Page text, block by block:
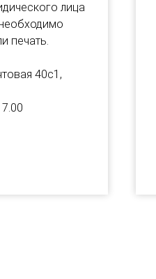
лица
печать.
40с1,